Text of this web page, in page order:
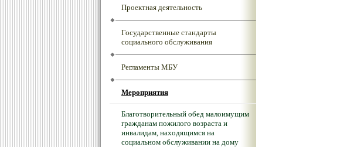
Проектная деятельность
Государственные стандарты
социального обслуживания
Регламенты МБУ
Мероприятия
Благотворительный обед малоимущим
гражданам пожилого возраста и
инвалидам, находящимся на
социальном обслуживании на дому